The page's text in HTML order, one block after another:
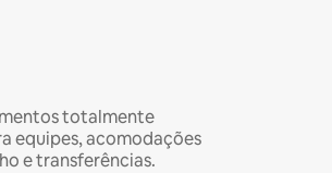
totalmente
equipes, acomodações
e transferências.